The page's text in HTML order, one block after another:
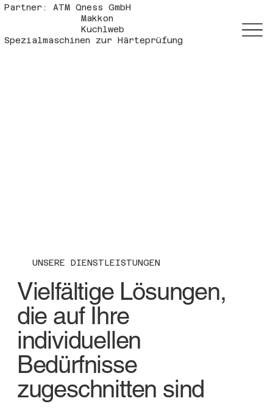
Partner: ATM Qness GmbH
Makkon
Kuchlweb
Spezialmaschinen zur Härteprüfung
UNSERE DIENSTLEISTUNGEN
Vielfältige Lösungen,
die auf Ihre
individuellen
Bedürfnisse
zugeschnitten sind